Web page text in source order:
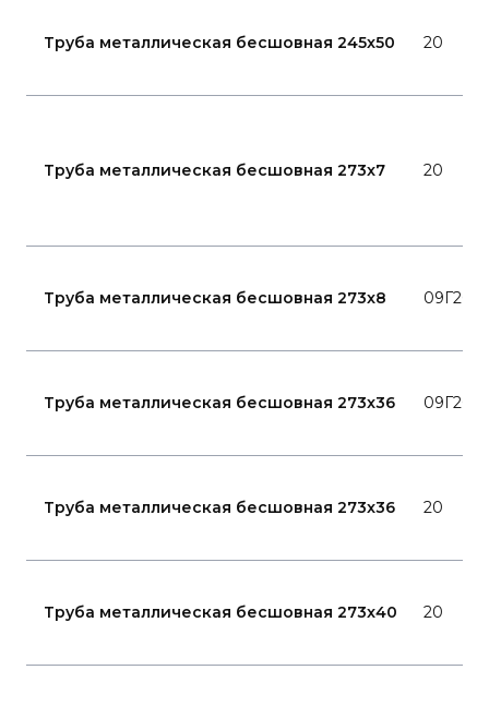
Труба металлическая бесшовная 245x50 20
Труба металлическая бесшовная 273x7 20
Труба металлическая бесшовная 273x8 09Г2С
Труба металлическая бесшовная 273x36 09Г2С
Труба металлическая бесшовная 273x36 20
Труба металлическая бесшовная 273x40 20